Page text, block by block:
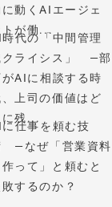
に動くAIエージェ
トが働...
代の「中間管理
クライシス」 —部
AIに相談する時
上司の価値はど
に残...
仕事を頼む技
—なぜ「営業資料
作って」と頼むと
敗するのか？